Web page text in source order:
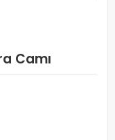
Camı